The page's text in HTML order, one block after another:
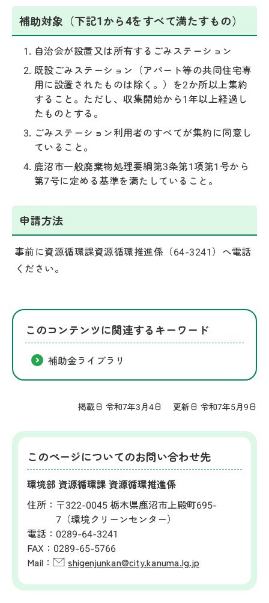
補助対象 （下記1から4をすべて満たすもの）
自治会が設置又は所有するごみステーション
既設ごみステーション（アパート等の共同住宅専
用に設置されたものは除く。）を2か所以上集約
すること。ただし、収集開始から1年以上経過し
たものとする。
ごみステーション利用者のすべてが集約に同意し
ていること。
鹿沼市一般廃棄物処理要綱第3条第1項第1号から
第7号に定める基準を満たしていること。
申請方法
事前に資源循環課資源循環推進係（64-3241）へ電話
ください。
このコンテンツに関連するキーワード
補助金ライブラリ
掲載日 令和7年3月4日 更新日 令和7年5月9日
このページについてのお問い合わせ先
環境部 資源循環課 資源循環推進係
住所： 〒322-0045 栃木県鹿沼市上殿町695-
7（環境クリーンセンター）
電話： 0289-64-3241
FAX： 0289-65-5766
Mail：
shigenjunkan@city.kanuma.lg.jp